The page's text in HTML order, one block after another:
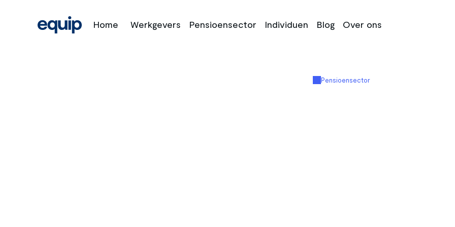
Home Werkgevers Pensioensector Individuen Blog Over ons
Pensioensector